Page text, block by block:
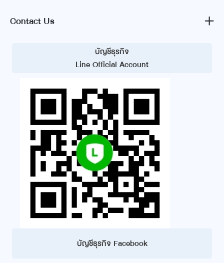
Contact Us
บัญชีธุรกิจ
Line Official Account
บัญชีธุรกิจ Facebook